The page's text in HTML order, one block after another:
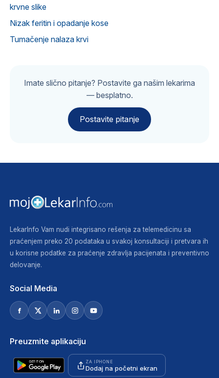
krvne slike
Nizak feritin i opadanje kose
Tumačenje nalaza krvi
Imate slično pitanje? Postavite ga našim lekarima
— besplatno.
Postavite pitanje
LekarInfo Vam nudi integrisano rešenja za telemedicinu sa
praćenjem preko 20 podataka u svakoj konsultaciji i pretvara ih
u korisne podatke za praćenje zdravlja pacijenata i preventivno
delovanje.
Social Media
Preuzmite aplikaciju
ZA IPHONE
Dodaj na početni ekran